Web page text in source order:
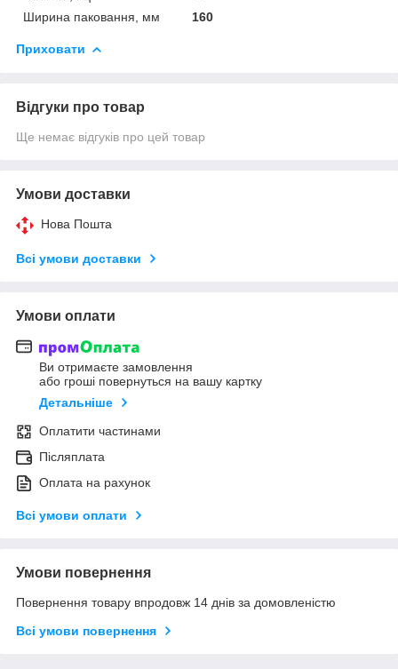
Ширина паковання, мм
160
Приховати
Відгуки про товар
Ще немає відгуків про цей товар
Умови доставки
Нова Пошта
Всі умови доставки
Умови оплати
Ви отримаєте замовлення
або гроші повернуться на вашу картку
Детальніше
Оплатити частинами
Післяплата
Оплата на рахунок
Всі умови оплати
Умови повернення
Повернення товару впродовж 14 днів за домовленістю
Всі умови повернення